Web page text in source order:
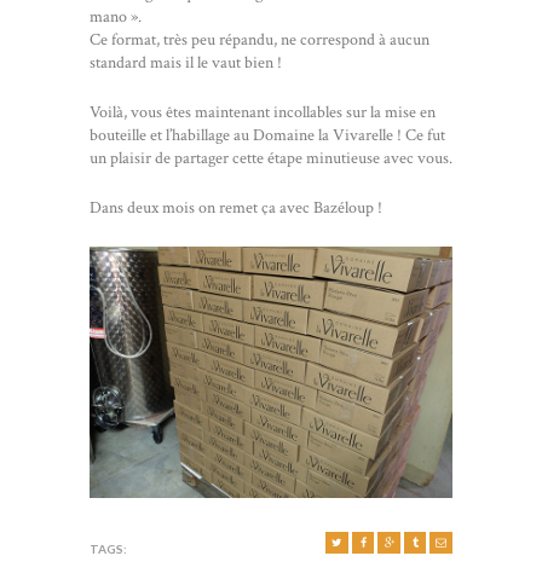
mano ».
Ce format, très peu répandu, ne correspond à aucun
standard mais il le vaut bien !
Voilà, vous êtes maintenant incollables sur la mise en
bouteille et l’habillage au Domaine la Vivarelle ! Ce fut
un plaisir de partager cette étape minutieuse avec vous.
Dans deux mois on remet ça avec Bazéloup !
TAGS: